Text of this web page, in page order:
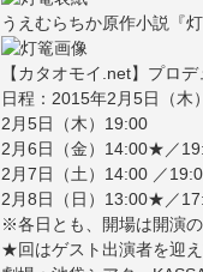
うえむらちか原作小説『
【カタオモイ.net】プロデ
日程：2015年2月5日（木
2月5日（木）19:00
2月6日（金）14:00★／
2月7日（土）14:00 ／
2月8日（日）13:00★／
※各日とも、開場は開演
★回はゲスト出演者を迎え